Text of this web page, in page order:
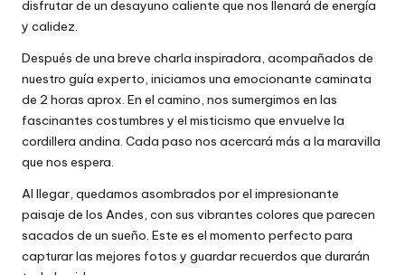
disfrutar de un desayuno caliente que nos llenará de energía
y calidez.
Después de una breve charla inspiradora, acompañados de
nuestro guía experto, iniciamos una emocionante caminata
de 2 horas aprox. En el camino, nos sumergimos en las
fascinantes costumbres y el misticismo que envuelve la
cordillera andina. Cada paso nos acercará más a la maravilla
que nos espera.
Al llegar, quedamos asombrados por el impresionante
paisaje de los Andes, con sus vibrantes colores que parecen
sacados de un sueño. Este es el momento perfecto para
capturar las mejores fotos y guardar recuerdos que durarán